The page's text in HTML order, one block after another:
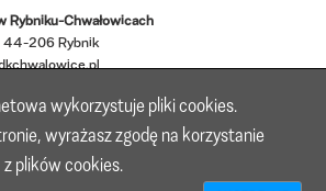
Rybniku-Chwałowicach
44-206 Rybnik
wykorzystuje pliki cookies.
wyrażasz zgodę na korzystanie
z plików cookies.